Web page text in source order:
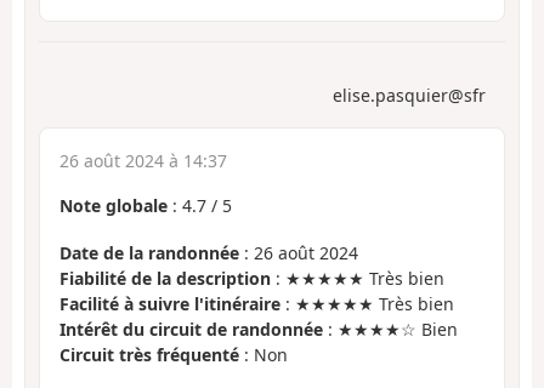
elise.pasquier@sfr
26 août 2024 à 14:37
Note globale : 4.7 / 5
Date de la randonnée : 26 août 2024
Fiabilité de la description : ★★★★★ Très bien
Facilité à suivre l'itinéraire : ★★★★★ Très bien
Intérêt du circuit de randonnée : ★★★★☆ Bien
Circuit très fréquenté : Non